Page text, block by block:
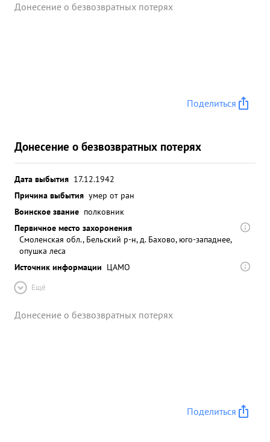
Донесение о безвозвратных потерях
Поделиться
Донесение о безвозвратных потерях
Дата выбытия 17.12.1942
Причина выбытия умер от ран
Воинское звание полковник
Первичное место захоронения
Смоленская обл., Бельский р-н, д. Бахово, юго-западнее,
опушка леса
Источник информации ЦАМО
Ещё
Донесение о безвозвратных потерях
Поделиться